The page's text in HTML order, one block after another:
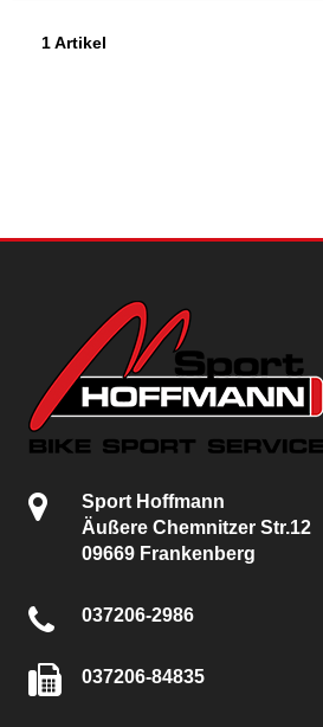
1 Artikel
Sport Hoffmann
Äußere Chemnitzer Str.12
09669 Frankenberg
037206-2986
037206-84835